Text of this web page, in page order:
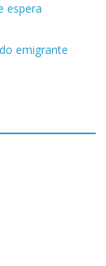
espera
emigrante